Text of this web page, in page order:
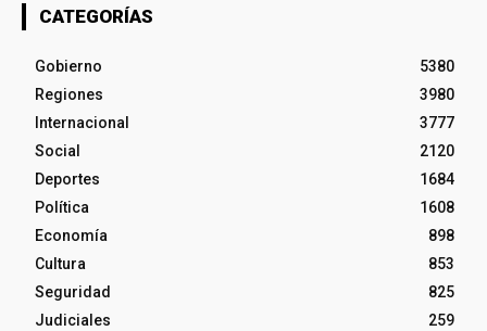
CATEGORÍAS
Gobierno
5380
Regiones
3980
Internacional
3777
Social
2120
Deportes
1684
Política
1608
Economía
898
Cultura
853
Seguridad
825
Judiciales
259